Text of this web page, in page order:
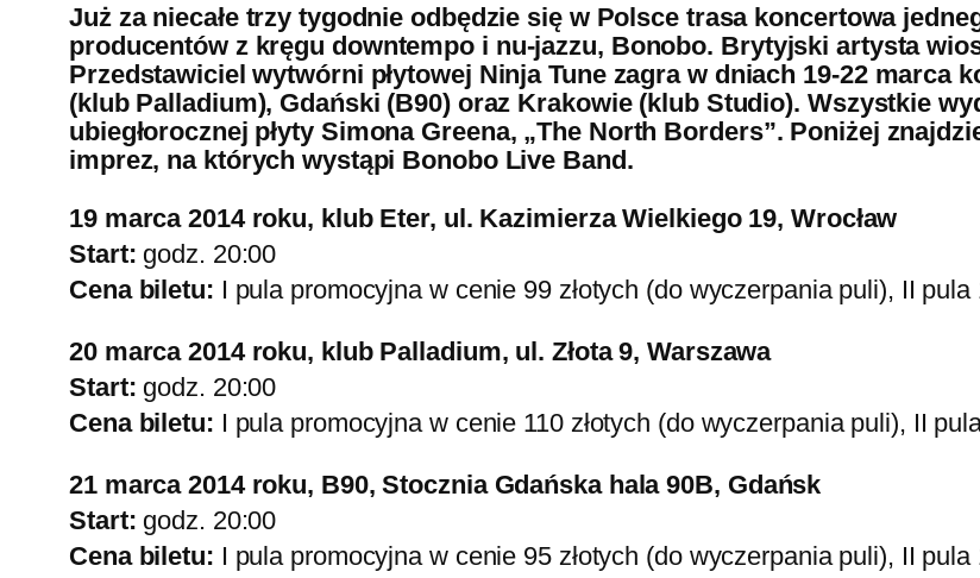
Już za niecałe trzy tygodnie odbędzie się w Polsce trasa koncertowa
producentów z kręgu downtempo i nu-jazzu, Bonobo. Brytyjski artysta
Przedstawiciel wytwórni płytowej Ninja Tune zagra w dniach 19-22 marca
(klub Palladium), Gdański (B90) oraz Krakowie (klub Studio). Wszystkie
ubiegłorocznej płyty Simona Greena, „The North Borders”. Poniżej
imprez, na których wystąpi Bonobo Live Band.
19 marca 2014 roku, klub Eter, ul. Kazimierza Wielkiego 19, Wrocław
Start: godz. 20:00
Cena biletu: I pula promocyjna w cenie 99 złotych (do wyczerpania puli), II pula
20 marca 2014 roku, klub Palladium, ul. Złota 9, Warszawa
Start: godz. 20:00
Cena biletu: I pula promocyjna w cenie 110 złotych (do wyczerpania puli), II
21 marca 2014 roku, B90, Stocznia Gdańska hala 90B, Gdańsk
Start: godz. 20:00
Cena biletu: I pula promocyjna w cenie 95 złotych (do wyczerpania puli), II pula